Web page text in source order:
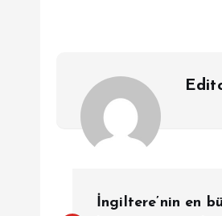
İngiltere’nin en